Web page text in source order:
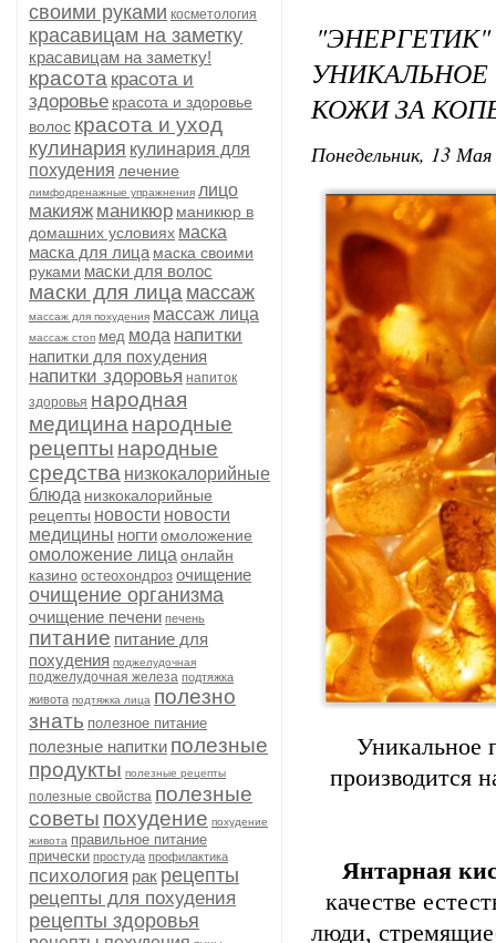
своими руками косметология
красавицам на заметку
красавицам на заметку!
красота красота и
здоровье красота и здоровье
волос красота и уход
кулинария кулинария для
похудения лечение
лимфодренажные упражнения лицо
макияж маникюр маникюр в
домашних условиях маска
маска для лица маска своими
руками маски для волос
маски для лица массаж
массаж для похудения массаж лица
массаж стоп мед мода напитки
напитки для похудения
напитки здоровья напиток
здоровья народная
медицина народные
рецепты народные
средства низкокалорийные
блюда низкокалорийные
рецепты новости новости
медицины ногтиомоложение
омоложение лица онлайн
казино остеохондроз очищение
очищение организма
очищение печени печень
питание питание для
похудения поджелудочная
поджелудочная железа подтяжка
живота подтяжка лица полезно
знать полезное питание
полезные напитки полезные
продукты полезные рецепты
полезные свойства полезные
советы похудение похудение
живота правильное питание
прически простуда профилактика
психология рак рецепты
рецепты для похудения
рецепты здоровья
КОЖИ ЗА
Понедельник, 13
Уникальное
производится
Янтарная
качестве
люди,